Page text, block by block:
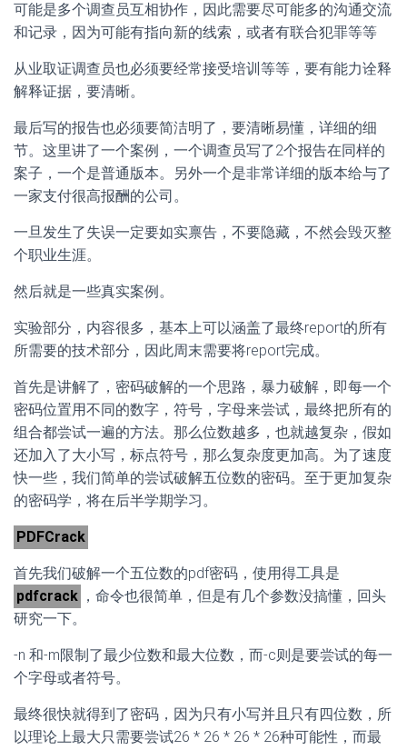
可能是多个调查员互相协作，因此需要尽可能多的沟通交流
和记录，因为可能有指向新的线索，或者有联合犯罪等等
从业取证调查员也必须要经常接受培训等等，要有能力诠释
解释证据，要清晰。
最后写的报告也必须要简洁明了，要清晰易懂，详细的细
节。这里讲了一个案例，一个调查员写了2个报告在同样的
案子，一个是普通版本。另外一个是非常详细的版本给与了
一家支付很高报酬的公司。
一旦发生了失误一定要如实禀告，不要隐藏，不然会毁灭整
个职业生涯。
然后就是一些真实案例。
实验部分，内容很多，基本上可以涵盖了最终report的所有
所需要的技术部分，因此周末需要将report完成。
首先是讲解了，密码破解的一个思路，暴力破解，即每一个
密码位置用不同的数字，符号，字母来尝试，最终把所有的
组合都尝试一遍的方法。那么位数越多，也就越复杂，假如
还加入了大小写，标点符号，那么复杂度更加高。为了速度
快一些，我们简单的尝试破解五位数的密码。至于更加复杂
的密码学，将在后半学期学习。
PDFCrack
首先我们破解一个五位数的pdf密码，使用得工具是
pdfcrack ，命令也很简单，但是有几个参数没搞懂，回头
研究一下。
-n 和-m限制了最少位数和最大位数，而-c则是要尝试的每一
个字母或者符号。
最终很快就得到了密码，因为只有小写并且只有四位数，所
以理论上最大只需要尝试26 * 26 * 26 * 26种可能性，而最